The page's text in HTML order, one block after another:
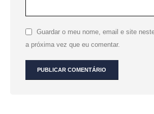
Guardar o meu nome, email e site
a próxima vez que eu comentar.